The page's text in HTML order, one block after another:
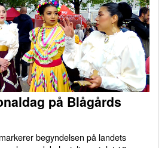
på Blågårds
begyndelsen på landets